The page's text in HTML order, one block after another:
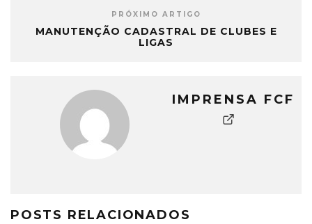
PRÓXIMO ARTIGO
MANUTENÇÃO CADASTRAL DE CLUBES E
LIGAS
IMPRENSA FCF
POSTS RELACIONADOS